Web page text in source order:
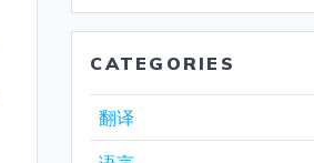
CATEGORIES
翻译